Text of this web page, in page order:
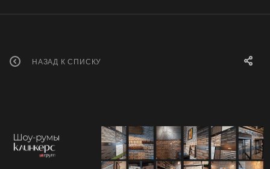
НАЗАД К СПИСКУ